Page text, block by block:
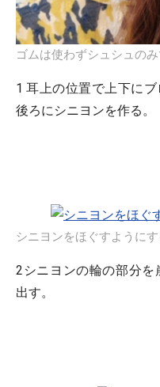
ゴムは使わずシュシュの
1 耳上の位置で上下に
後ろにシニヨンを作る。
シニヨンをほぐすように
2シニヨンの輪の部分を
出す。